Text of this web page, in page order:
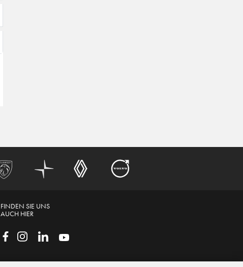
FINDEN SIE UNS
AUCH HIER